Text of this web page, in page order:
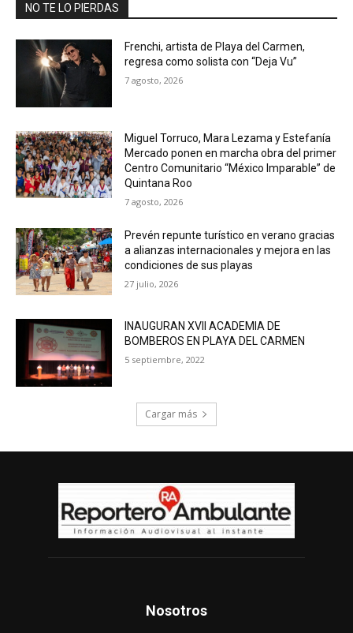
NO TE LO PIERDAS
Frenchi, artista de Playa del Carmen,
regresa como solista con “Deja Vu”
7 agosto, 2026
Miguel Torruco, Mara Lezama y Estefanía
Mercado ponen en marcha obra del primer
Centro Comunitario “México Imparable” de
Quintana Roo
7 agosto, 2026
Prevén repunte turístico en verano gracias
a alianzas internacionales y mejora en las
condiciones de sus playas
27 julio, 2026
INAUGURAN XVII ACADEMIA DE
BOMBEROS EN PLAYA DEL CARMEN
5 septiembre, 2022
Cargar más
Nosotros